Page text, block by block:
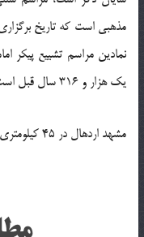
مذهبی است که تاریخ
نمادین مراسم تشییع پیکر
یک ‌هزار و 316 سال قبل است.
مشهد اردهال در 45 کیلومتری جنوب غربی کاشان واقع شده است.